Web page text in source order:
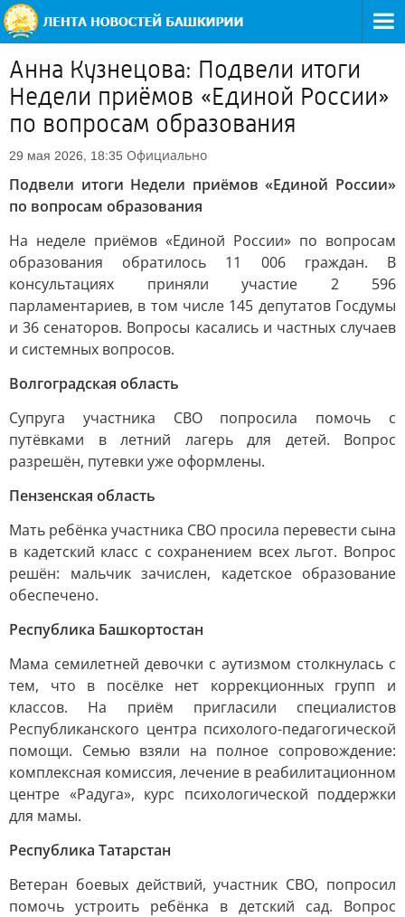
Анна Кузнецова: Подвели итоги
Недели приёмов «Единой России»
по вопросам образования
29 мая 2026, 18:35 Официально
Подвели итоги Недели приёмов «Единой России»
по вопросам образования
На неделе приёмов «Единой России» по вопросам
образования обратилось 11 006 граждан. В
консультациях приняли участие 2 596
парламентариев, в том числе 145 депутатов Госдумы
и 36 сенаторов. Вопросы касались и частных случаев
и системных вопросов.
Волгоградская область
Супруга участника СВО попросила помочь с
путёвками в летний лагерь для детей. Вопрос
разрешён, путевки уже оформлены.
Пензенская область
Мать ребёнка участника СВО просила перевести сына
в кадетский класс с сохранением всех льгот. Вопрос
решён: мальчик зачислен, кадетское образование
обеспечено.
Республика Башкортостан
Мама семилетней девочки с аутизмом столкнулась с
тем, что в посёлке нет коррекционных групп и
классов. На приём пригласили специалистов
Республиканского центра психолого-педагогической
помощи. Семью взяли на полное сопровождение:
комплексная комиссия, лечение в реабилитационном
центре «Радуга», курс психологической поддержки
для мамы.
Республика Татарстан
Ветеран боевых действий, участник СВО, попросил
помочь устроить ребёнка в детский сад. Вопрос